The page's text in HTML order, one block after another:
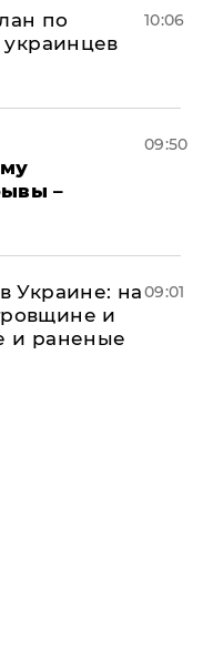
по
украинцев
10:06
–
09:50
Украине: на
и
и раненые
09:01